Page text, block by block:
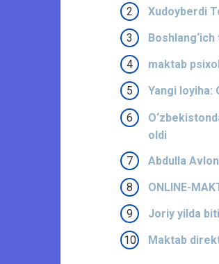
Xudoyberdi
maktab
Yangi loyiha:
oldi
Abdulla
ONLINE-
Joriy yilda
Maktab